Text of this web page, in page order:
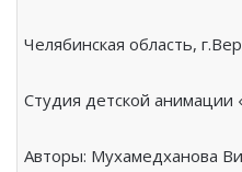
Челябинская область,
Студия детской анимации
Авторы: Мухамедханова